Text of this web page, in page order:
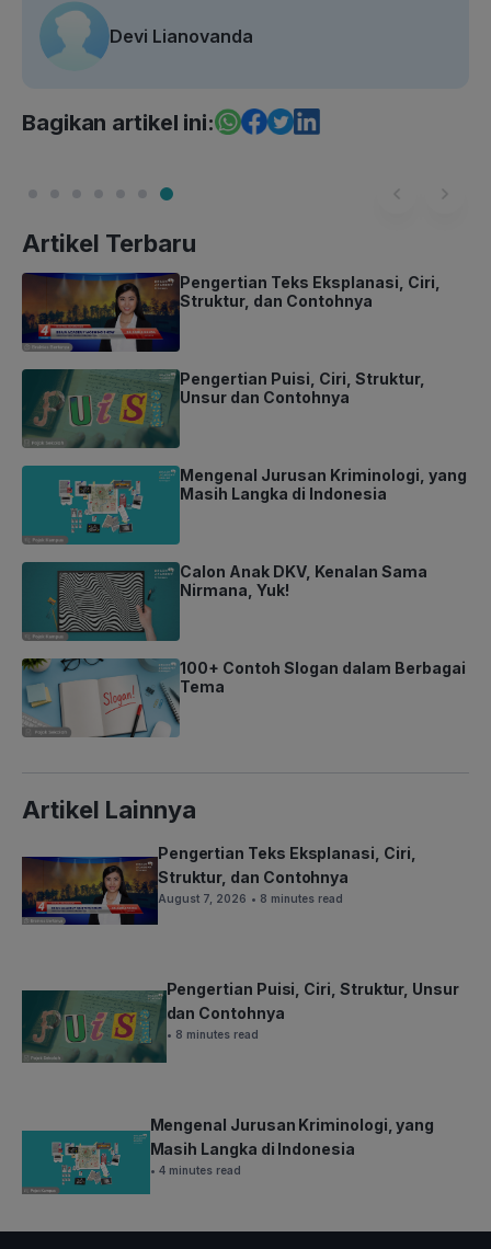
Devi Lianovanda
Bagikan artikel ini:
Artikel Terbaru
Pengertian Teks Eksplanasi, Ciri,
Struktur, dan Contohnya
Pengertian Puisi, Ciri, Struktur,
Unsur dan Contohnya
Mengenal Jurusan Kriminologi, yang
Masih Langka di Indonesia
Calon Anak DKV, Kenalan Sama
Nirmana, Yuk!
100+ Contoh Slogan dalam Berbagai
Tema
Artikel Lainnya
Pengertian Teks Eksplanasi, Ciri,
Struktur, dan Contohnya
August 7, 2026 • 8 minutes read
Pengertian Puisi, Ciri, Struktur, Unsur
dan Contohnya
• 8 minutes read
Mengenal Jurusan Kriminologi, yang
Masih Langka di Indonesia
• 4 minutes read